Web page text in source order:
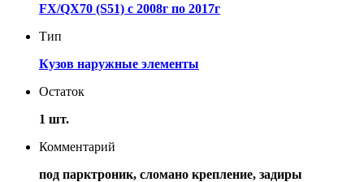
FX/QX70 (S51) с 2008г по 2017г
Тип
Кузов наружные элементы
Остаток
1 шт.
Комментарий
под парктроник, сломано крепление, задиры